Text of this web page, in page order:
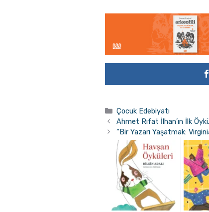
Kategoriler
Çocuk Edebiyatı
Ahmet Rıfat İlhan’ın İlk
“Bir Yazarı Yaşatmak: